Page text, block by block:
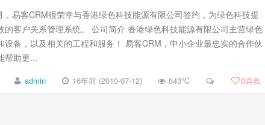
，易客CRM很荣幸与香港绿色科技能源有限公司签约，为绿色科技提
的客户关系管理系统。 公司简介 香港绿色科技能源有限公司主营绿色
设备，以及相关的工程和服务！ 易客CRM，中小企业最忠实的合作伙
帮助更...
admin 16年前 (2010-07-12) 843℃ 0喜欢